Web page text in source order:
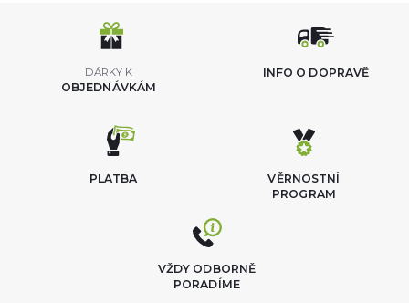
DÁRKY K
OBJEDNÁVKÁM
INFO O DOPRAVĚ
VĚRNOSTNÍ
PROGRAM
PLATBA
VŽDY ODBORNĚ
PORADÍME